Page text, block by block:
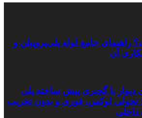
راهنمای جامع لوله پلی‌پروپیلن و
آن
دیوار با گچبری پیش ساخته پلی
تحولی لوکس، فوری و بدون تخریب
داخلی